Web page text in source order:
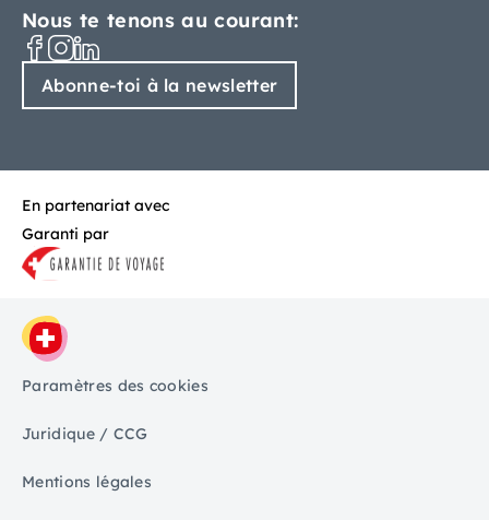
Nous te tenons au courant:
Abonne-toi à la newsletter
En partenariat avec
Garanti par
Paramètres des cookies
Juridique / CCG
Mentions légales